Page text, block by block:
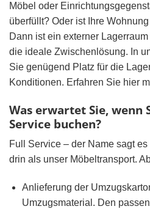
Möbel oder
überfüllt? Oder ist Ihre
Dann ist ein externer
die ideale Zwischenlösung. In
Sie genügend Platz für die
Konditionen. Erfahren Sie hier
Was erwartet Sie, wenn
Service buchen?
Full Service – der Name sagt
drin als unser Möbeltransport.
Anlieferung der
Umzugsmaterial. Den